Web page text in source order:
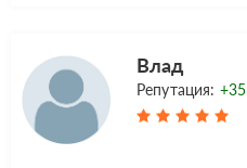
Влад
Репутация: +35